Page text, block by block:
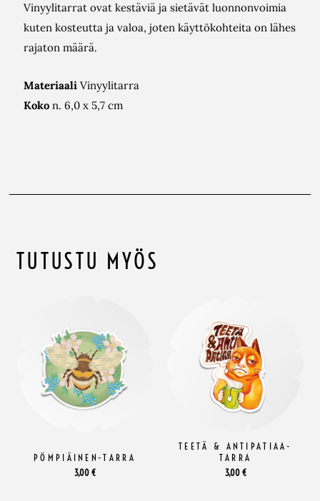
Vinyylitarrat ovat kestäviä ja sietävät luonnonvoimia
kuten kosteutta ja valoa, joten käyttökohteita on lähes
rajaton määrä.
Materiaali Vinyylitarra
Koko n. 6,0 x 5,7 cm
TUTUSTU MYÖS
PÖMPIÄINEN-TARRA
3,00 €
TEETÄ & ANTIPATIAA-
TARRA
3,00 €